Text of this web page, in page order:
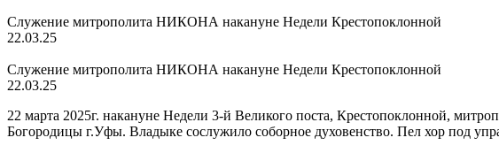
Служение митрополита НИКОНА накануне Недели Крестопоклонной
22.03.25
Служение митрополита НИКОНА накануне Недели Крестопоклонной
22.03.25
22 марта 2025г. накануне Недели 3-й Великого поста, Крестопоклонной,
Богородицы г.Уфы. Владыке сослужило соборное духовенство. Пел хор под